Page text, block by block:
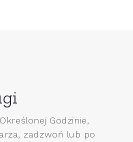
Godzinie,
zadzwoń lub po